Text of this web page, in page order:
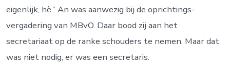
eigenlijk, hè.” An was aanwezig bij de oprichtings-
vergadering van MBvO. Daar bood zij aan het
secretariaat op de ranke schouders te nemen. Maar dat
was niet nodig, er was een secretaris.